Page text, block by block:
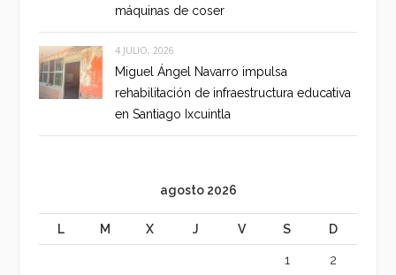
máquinas de coser
4 JULIO, 2026
Miguel Ángel Navarro impulsa
rehabilitación de infraestructura educativa
en Santiago Ixcuintla
agosto 2026
L M X J V S D
1 2